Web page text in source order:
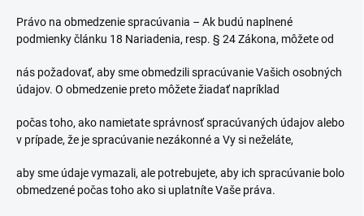
Právo na obmedzenie spracúvania – Ak budú naplnené
podmienky článku 18 Nariadenia, resp. § 24 Zákona, môžete od
nás požadovať, aby sme obmedzili spracúvanie Vašich osobných
údajov. O obmedzenie preto môžete žiadať napríklad
počas toho, ako namietate správnosť spracúvaných údajov alebo
v prípade, že je spracúvanie nezákonné a Vy si neželáte,
aby sme údaje vymazali, ale potrebujete, aby ich spracúvanie bolo
obmedzené počas toho ako si uplatníte Vaše práva.